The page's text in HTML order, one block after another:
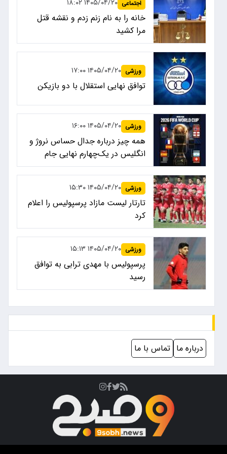
اجتماعی ۱۴۰۵/۰۴/۲۰ ۱۸:۰۲
خانه را به نام زنم زدم و نقشه قتل
مرا کشید
ورزشی ۱۴۰۵/۰۴/۲۰ ۱۷:۰۰
توافق نهایی استقلال با دو بازیکن
ورزشی ۱۴۰۵/۰۴/۲۰ ۱۶:۰۰
همه چیز درباره جدال حساس نروژ و
انگلیس در یک‌چهارم نهایی جام
جهانی ۲۰۲۶
ورزشی ۱۴۰۵/۰۴/۲۰ ۱۵:۳۰
تارتار لیست مازاد پرسپولیس را اعلام
کرد
ورزشی ۱۴۰۵/۰۴/۲۰ ۱۵:۱۳
پرسپولیس با مهدی ترابی به توافق
رسید
درباره ما تماس با ما